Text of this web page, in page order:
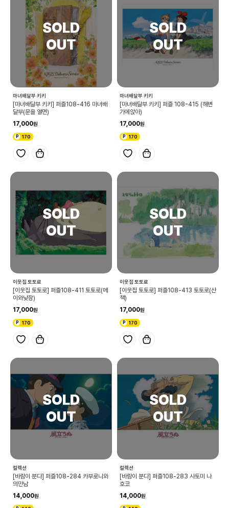
마녀배달부 키키
[마녀배달부 키키] 퍼즐108-416 마녀배
달부(문을 열면)
17,000
170
마녀배달부 키키
[마녀배달부 키키] 퍼즐 108-415 (해변
가에앉아)
17,000
170
이웃집 토토로
[이웃집 토토로] 퍼즐108-411 토토로(메
이와낮잠)
17,000
170
이웃집 토토로
[이웃집 토토로] 퍼즐108-413 토토로(산
책)
17,000
170
컬렉션
[바람이 분다] 퍼즐108-284 카부로니와
의만남
14,000
컬렉션
[바람이 분다] 퍼즐108-283 사토미 나
호코
14,000